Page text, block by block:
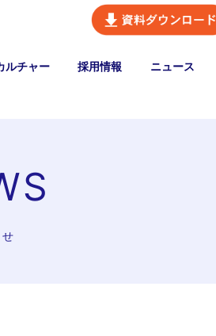
ルチャー 採用情報 ニュース